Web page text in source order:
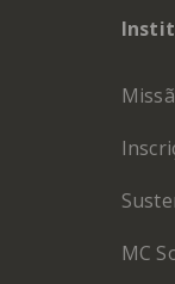
MC